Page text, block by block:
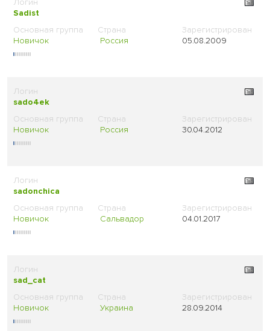
Sadist
Новичок Россия 05.08.2009
sado4ek
Новичок Россия 30.04.2012
sadonchica
Новичок Сальвадор 04.01.2017
sad_cat
Новичок Украина 28.09.2014